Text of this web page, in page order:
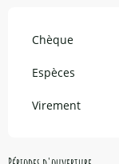
Chèque
Espèces
Virement